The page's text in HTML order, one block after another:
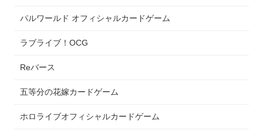
パルワールド オフィシャルカードゲーム
ラブライブ！OCG
Reバース
五等分の花嫁カードゲーム
ホロライブオフィシャルカードゲーム